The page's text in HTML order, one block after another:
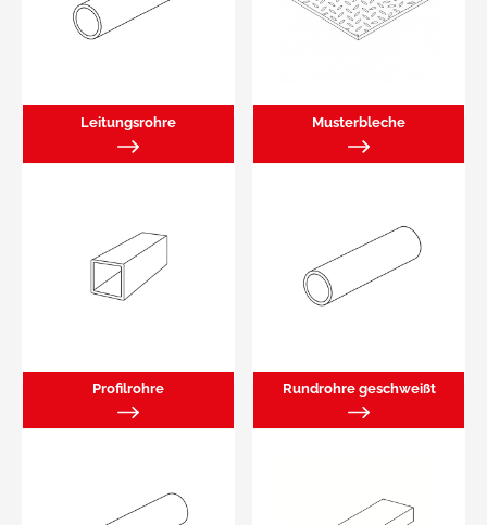
Leitungsrohre Musterbleche
Profilrohre Rundrohre geschweißt